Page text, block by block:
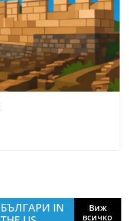
БЪЛГАРИ IN
Виж
всичко